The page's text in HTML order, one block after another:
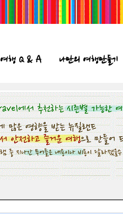
여행 Q & A 나만의 여행만들기